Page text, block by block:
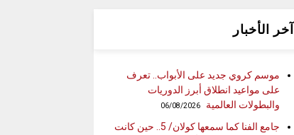
آخر الأخبار
موسم كروي جديد على الأبواب.. تعرف
على مواعيد انطلاق أبرز الدوريات
والبطولات العالمية
06/08/2026
جامع الفنا كما سمعها كولان/ 5.. حين كانت